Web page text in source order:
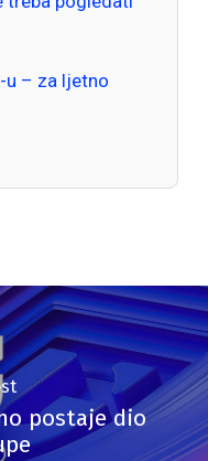
u – za ljetno
postaje dio